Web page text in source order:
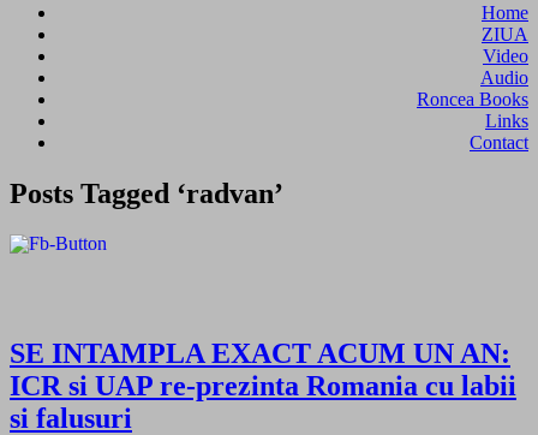
Home
ZIUA
Video
Audio
Roncea Books
Links
Contact
Posts Tagged ‘radvan’
SE INTAMPLA EXACT ACUM UN AN:
ICR si UAP re-prezinta Romania cu labii
si falusuri